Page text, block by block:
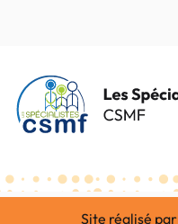
Site réalisé par